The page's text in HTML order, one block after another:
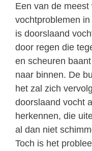
Een van de
vochtproblemen
is doorslaand
door regen die
en scheuren
naar binnen. De
het zal zich
doorslaand vocht
herkennen, die
al dan niet
Toch is het